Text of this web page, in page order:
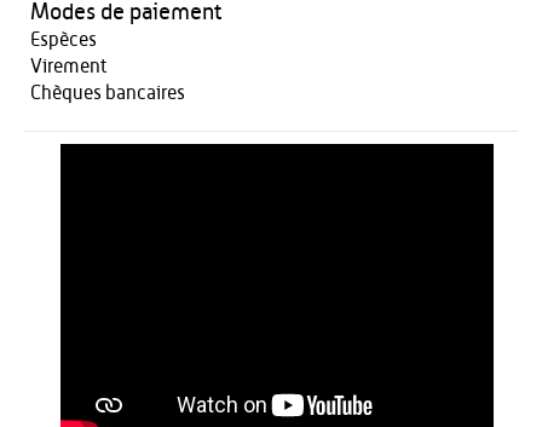
Modes de paiement
Espèces
Virement
Chèques bancaires